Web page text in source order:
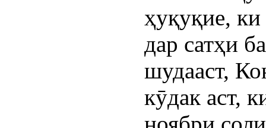
ҳуқуқие,
дар сатҳи
шудааст,
кӯдак аст,